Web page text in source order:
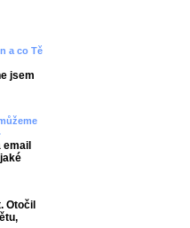
a co Tě
jsem
Otočil